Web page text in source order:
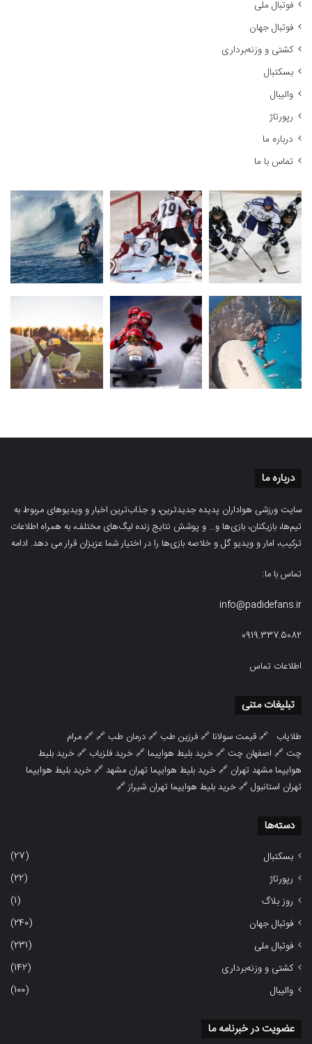
فوتبال ملی
فوتبال جهان
کشتی و وزنه‌برداری
بسکتبال
والیبال
رپورتاژ
درباره ما
تماس با ما
درباره ما
سایت ورزشی هواداران پدیده جدیدترین، و جذاب‌ترین اخبار و ویدیوهای مربوط به
تیم‌ها، بازیکنان، بازی‌ها و… و پوشش نتایج زنده لیگ‌های مختلف، به همراه اطلاعات
ترکیب، امار و ویدیو‌‌ گل‌ و خلاصه بازی‌ها را در اختیار شما عزیزان قرار می دهد. ادامه
تماس با ما:
info@padidefans.ir
0919.337.5082
اطلاعات تماس
تبلیغات متنی
طلایاب 🔗قیمت سولانا 🔗فرزین طب 🔗درمان طب 🔗 🔗مرام
چت 🔗 اصفهان چت 🔗خرید بلیط هواپیما 🔗خرید فلزیاب 🔗خرید بلیط
هوایپما مشهد تهران 🔗خرید بلیط هوایپما تهران مشهد🔗خرید بلیط هوایپما
تهران استانبول🔗خرید بلیط هوایپما تهران شیراز🔗
دسته‌ها
بسکتبال
(27)
رپورتاژ
(22)
روز بلاگ
(1)
فوتبال جهان
(240)
فوتبال ملی
(231)
کشتی و وزنه‌برداری
(142)
والیبال
(100)
عضویت در خبرنامه ما